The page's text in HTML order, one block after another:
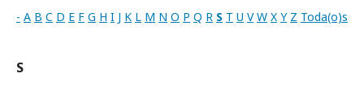
- A B C D E F G H I J K L M N O P Q R S T U V W X Y Z Toda(o)s
S